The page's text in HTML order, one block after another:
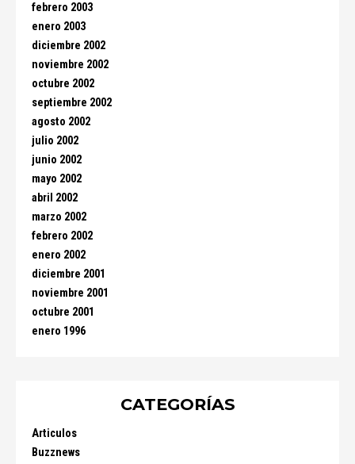
febrero 2003
enero 2003
diciembre 2002
noviembre 2002
octubre 2002
septiembre 2002
agosto 2002
julio 2002
junio 2002
mayo 2002
abril 2002
marzo 2002
febrero 2002
enero 2002
diciembre 2001
noviembre 2001
octubre 2001
enero 1996
CATEGORÍAS
Articulos
Buzznews